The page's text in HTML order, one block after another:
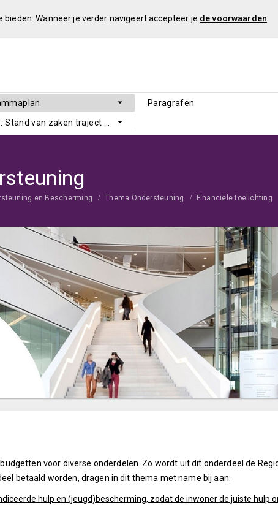
Wanneer je verder navigeert accepteer je de voorwaarden
Paragrafen
Stand van zaken traject Sluitende Meerjarenbegroting
en Bescherming Thema Ondersteuning Financiële toelichting
voor diverse onderdelen. Zo wordt uit dit onderdeel de
betaald worden, dragen in dit thema met name bij aan:
hulp en (jeugd)bescherming, zodat de inwoner de juiste hulp